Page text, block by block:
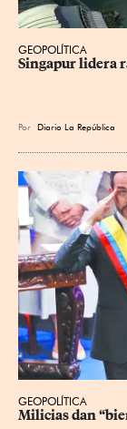
GEOPOLÍTICA
Singapur lidera
Por Diario La República
GEOPOLÍTICA
Milicias dan